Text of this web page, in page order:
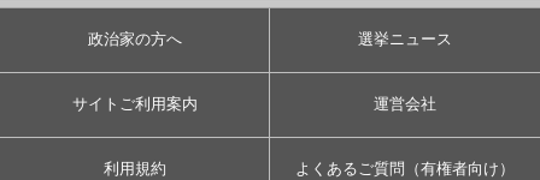
政治家の方へ 選挙ニュース
サイトご利用案内 運営会社
利用規約 よくあるご質問（有権者向け）